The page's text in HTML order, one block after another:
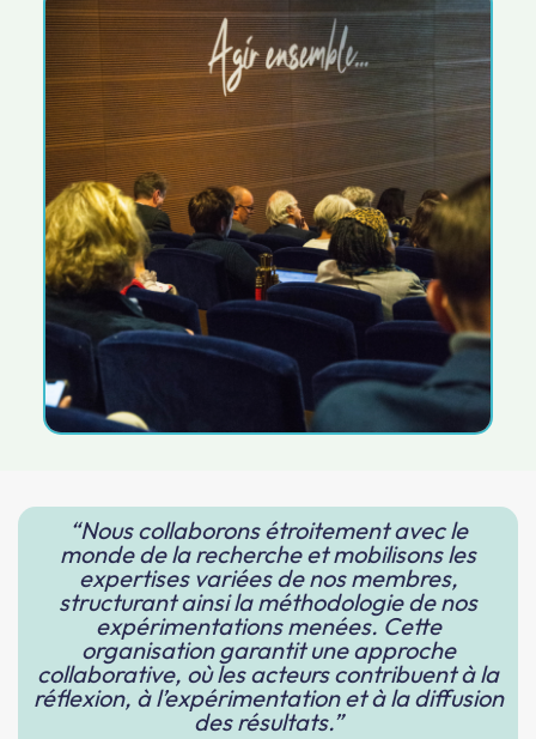
“Nous collaborons étroitement avec le
monde de la recherche et mobilisons les
expertises variées de nos membres,
structurant ainsi la méthodologie de nos
expérimentations menées. Cette
organisation garantit une approche
collaborative, où les acteurs contribuent à la
réflexion, à l’expérimentation et à la diffusion
des résultats.”